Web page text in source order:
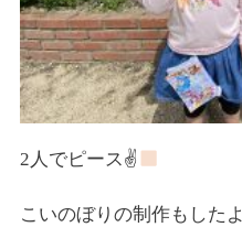
2人でピース✌
こいのぼりの制作もしたよ